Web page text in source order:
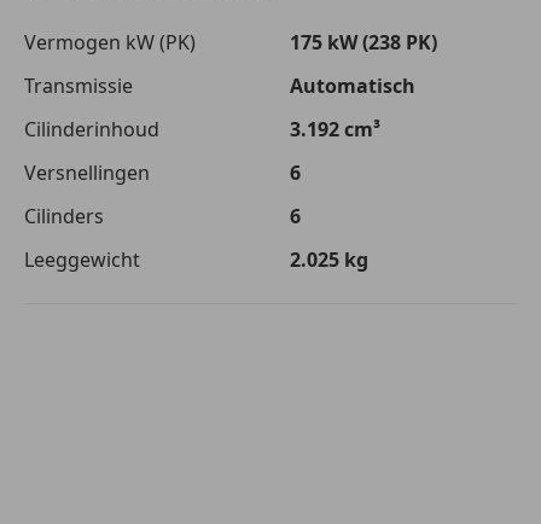
Vermogen kW (PK)
175 kW (238 PK)
Transmissie
Automatisch
Cilinderinhoud
3.192 cm³
Versnellingen
6
Cilinders
6
Leeggewicht
2.025 kg